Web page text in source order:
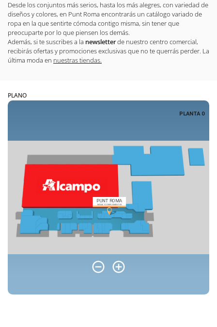
Desde los conjuntos más serios, hasta los más alegres, con variedad de
diseños y colores, en Punt Roma encontrarás un catálogo variado de
ropa en la que sentirte cómoda contigo misma, sin tener que
preocuparte por lo que piensen los demás.
Además, si te suscribes a la newsletterde nuestro centro comercial,
recibirás ofertas y promociones exclusivas que no te querrás perder. La
última moda en nuestras tiendas.
PLANO